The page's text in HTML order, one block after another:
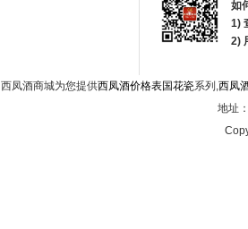
如
1)
2)
西凤酒商城为您提供西凤酒价格表国花瓷系列,西凤
地址